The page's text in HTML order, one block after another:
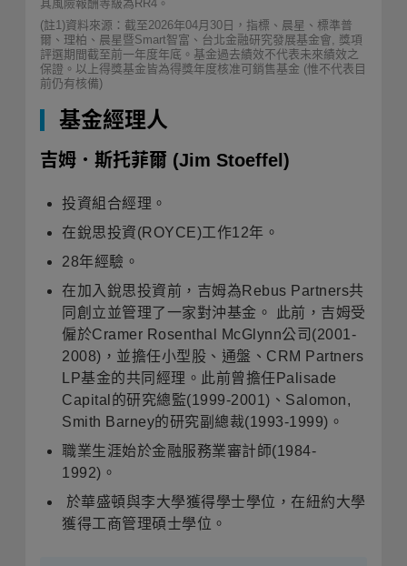
其風險報酬等級為RR4。
(註1)資料來源：截至2026年04月30日，指標、晨星、標準普
爾、理柏、晨星暨Smart智富、台北金融研究發展基金會, 獎項
評選期間截至前一年度年底。基金過去績效不代表未來績效之
保證。以上得獎基金皆為得獎年度核准可銷售基金 (惟不代表目
前仍有核備)
基金經理人
吉姆．斯托菲爾 (Jim Stoeffel)
投資組合經理。
在銳思投資(ROYCE)工作12年。
28年經驗。
在加入銳思投資前，吉姆為Rebus Partners共
同創立並管理了一家對沖基金。 此前，吉姆受
僱於Cramer Rosenthal McGlynn公司(2001-
2008)，並擔任小型股、通盤、CRM Partners
LP基金的共同經理。此前曾擔任Palisade
Capital的研究總監(1999-2001)、Salomon,
Smith Barney的研究副總裁(1993-1999)。
職業生涯始於金融服務業審計師(1984-
1992)。
於華盛頓與李大學獲得學士學位，在紐約大學
獲得工商管理碩士學位。